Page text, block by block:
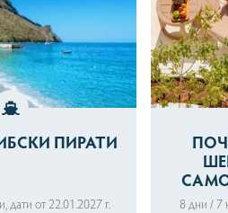
ПИРАТИ
,дати от 22.01.2027 г. 8